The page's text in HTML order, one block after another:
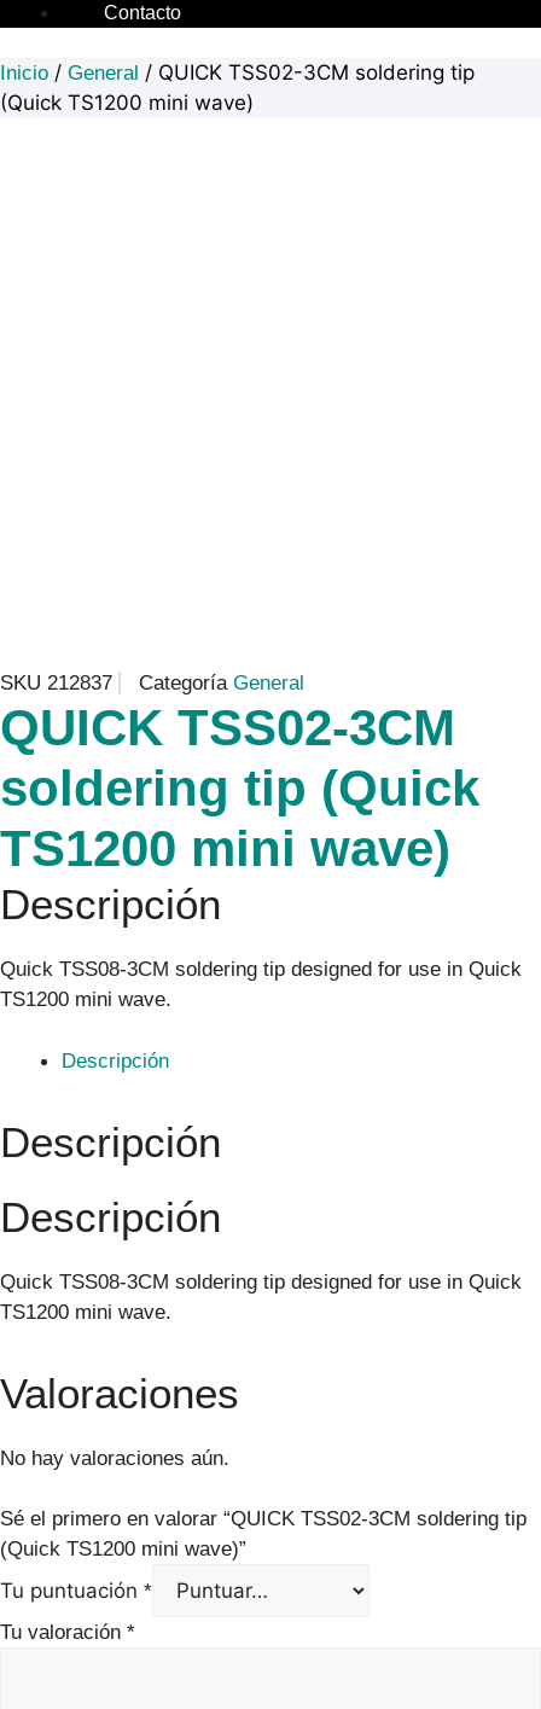
Contacto
Inicio / General / QUICK TSS02-3CM soldering tip
(Quick TS1200 mini wave)
SKU 212837 Categoría General
QUICK TSS02-3CM
soldering tip (Quick
TS1200 mini wave)
Descripción
Quick TSS08-3CM soldering tip designed for use in Quick
TS1200 mini wave.
Descripción
Descripción
Descripción
Quick TSS08-3CM soldering tip designed for use in Quick
TS1200 mini wave.
Valoraciones
No hay valoraciones aún.
Sé el primero en valorar “QUICK TSS02-3CM soldering tip
(Quick TS1200 mini wave)”
Tu puntuación *
Tu valoración *